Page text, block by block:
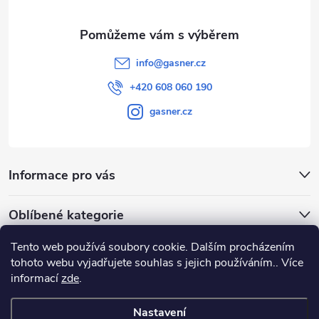
Tento web používá soubory cookie. Dalším procházením
tohoto webu vyjadřujete souhlas s jejich používáním.. Více
informacízde.
Nastavení
info@gasner.cz
+420 608 060 190
gasner.cz
Informace pro vás
Oblíbené kategorie
Přijímáme online platby